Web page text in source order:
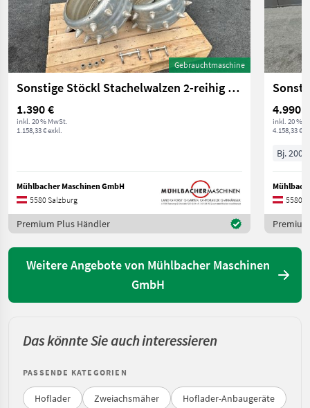
Gebrauchtmaschine
Sonstige Stöckl Stachelwalzen 2-reihig mit SV, gebraucht
1.390 €
inkl. 20 % MwSt.
1.158,33 € exkl.
Mühlbacher Maschinen GmbH
5580 Salzburg
Premium Plus Händler
4.990 €
inkl. 20 %
4.158,33 €
Bj. 2007
5580
Weitere Angebote von Mühlbacher Maschinen
GmbH
Das könnte Sie auch interessieren
PASSENDE KATEGORIEN
Hoflader Zweiachsmäher
Hoflader-Anbaugeräte